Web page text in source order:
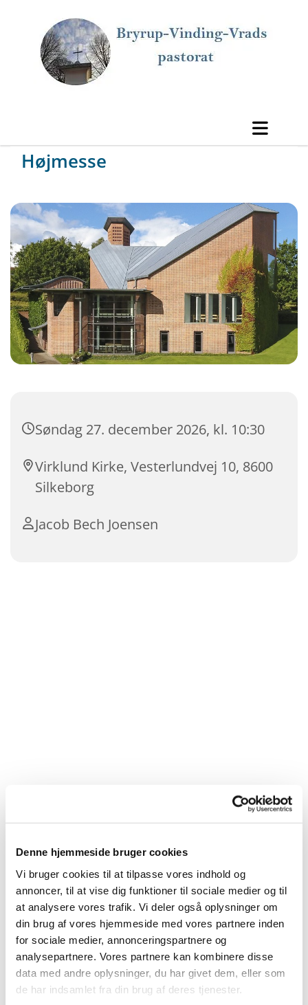
Denne hjemmeside bruger cookies
Vi bruger cookies til at tilpasse vores indhold og
annoncer, til at vise dig funktioner til sociale medier og til
at analysere vores trafik. Vi deler også oplysninger om
din brug af vores hjemmeside med vores partnere inden
for sociale medier, annonceringspartnere og
analysepartnere. Vores partnere kan kombinere disse
data med andre oplysninger, du har givet dem, eller som
de har indsamlet fra din brug af deres tjenester.
Højmesse
Søndag 27. december 2026, kl. 10:30
Virklund Kirke, Vesterlundvej 10, 8600
Silkeborg
Jacob Bech Joensen
Du vil måske også kunne
lide...